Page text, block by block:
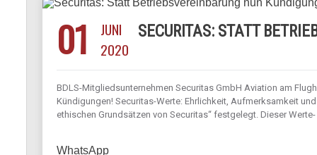
01
JUNI
2020
SECURITAS: STATT
BDLS-Mitgliedsunternehmen Securitas GmbH Aviation am
Kündigungen! Securitas-Werte: Ehrlichkeit, Aufmerksamkeit
ethischen Grundsätzen von Securitas“ festgelegt. Dieser
WhatsApp